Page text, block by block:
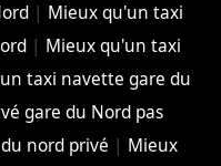
| Mieux qu'un taxi
| Mieux qu'un taxi
taxi navette gare du
gare du Nord pas
nord privé | Mieux